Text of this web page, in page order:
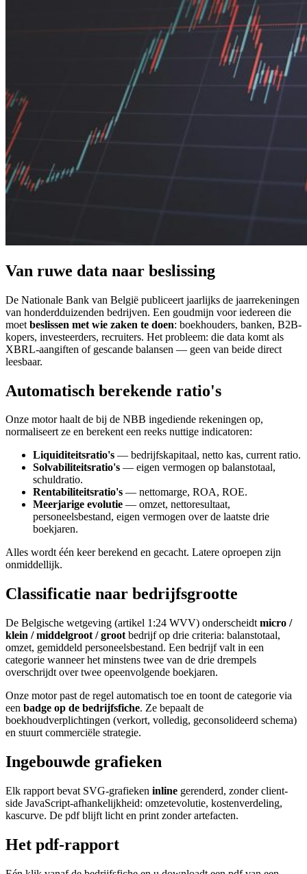
Van ruwe data naar beslissing
De Nationale Bank van België publiceert jaarlijks de jaarrekeningen
van honderdduizenden bedrijven. Een goudmijn voor iedereen die
moet beslissen met wie zaken te doen: boekhouders, banken, B2B-
kopers, investeerders, recruiters. Het probleem: die data komt als
XBRL-aangiften of gescande balansen — geen van beide direct
leesbaar.
Automatisch berekende ratio's
Onze motor haalt de bij de NBB ingediende rekeningen op,
normaliseert ze en berekent een reeks nuttige indicatoren:
Liquiditeitsratio's — bedrijfskapitaal, netto kas, current ratio.
Solvabiliteitsratio's — eigen vermogen op balanstotaal,
schuldratio.
Rentabiliteitsratio's — nettomarge, ROA, ROE.
Meerjarige evolutie — omzet, nettoresultaat,
personeelsbestand, eigen vermogen over de laatste drie
boekjaren.
Alles wordt één keer berekend en gecacht. Latere oproepen zijn
onmiddellijk.
Classificatie naar bedrijfsgrootte
De Belgische wetgeving (artikel 1:24 WVV) onderscheidt micro /
klein / middelgroot / groot bedrijf op drie criteria: balanstotaal,
omzet, gemiddeld personeelsbestand. Een bedrijf valt in een
categorie wanneer het minstens twee van de drie drempels
overschrijdt over twee opeenvolgende boekjaren.
Onze motor past de regel automatisch toe en toont de categorie via
een badge op de bedrijfsfiche. Ze bepaalt de
boekhoudverplichtingen (verkort, volledig, geconsolideerd schema)
en stuurt commerciële strategie.
Ingebouwde grafieken
Elk rapport bevat SVG-grafieken inline gerenderd, zonder client-
side JavaScript-afhankelijkheid: omzetevolutie, kostenverdeling,
kascurve. De pdf blijft licht en print zonder artefacten.
Het pdf-rapport